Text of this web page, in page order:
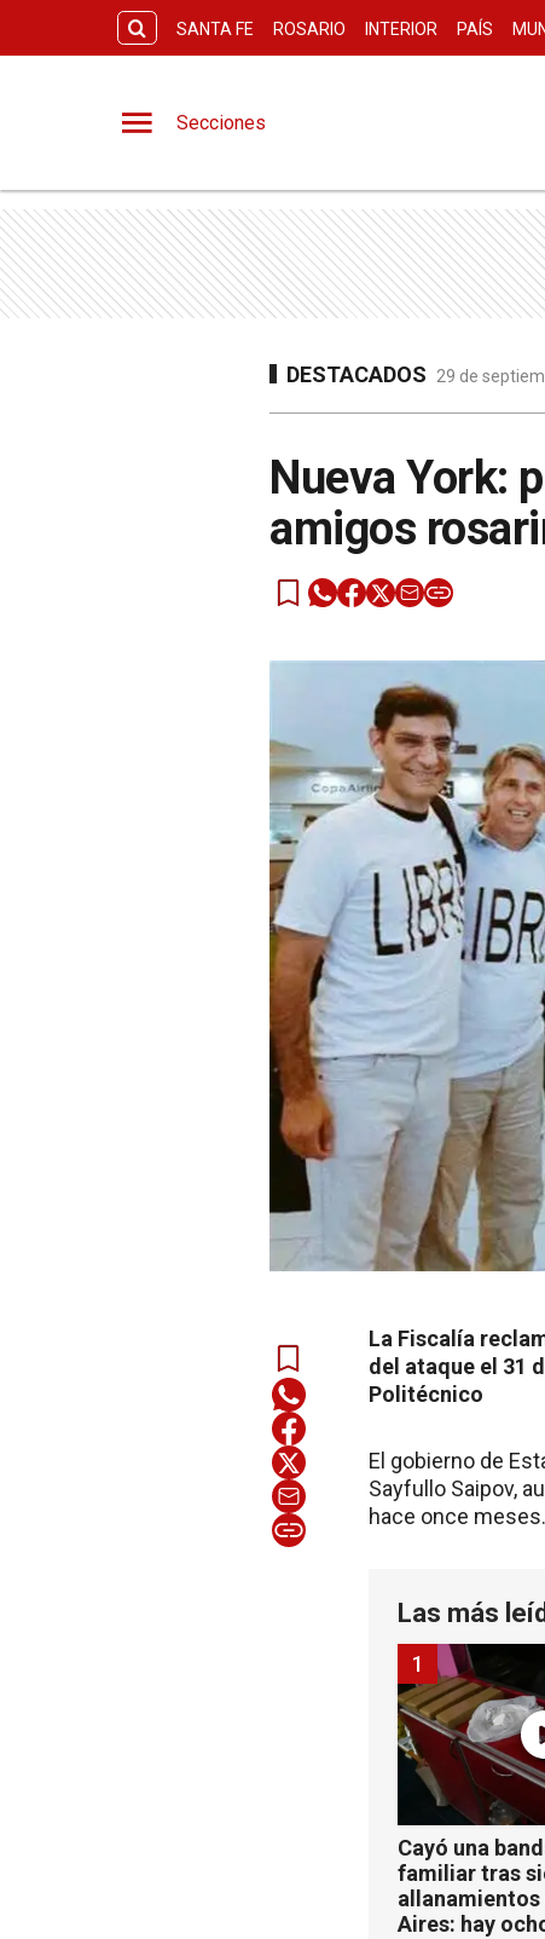
SANTA FE ROSARIO INTERIOR PAÍS
Secciones
DESTACADOS 29 de
Nueva York:
amigos
La Fiscalía
del ataque el 31
Politécnico
El gobierno de
Sayfullo Saipov,
hace once meses.
Las más
Cayó una
familiar tras
allanamientos
Aires: hay
1